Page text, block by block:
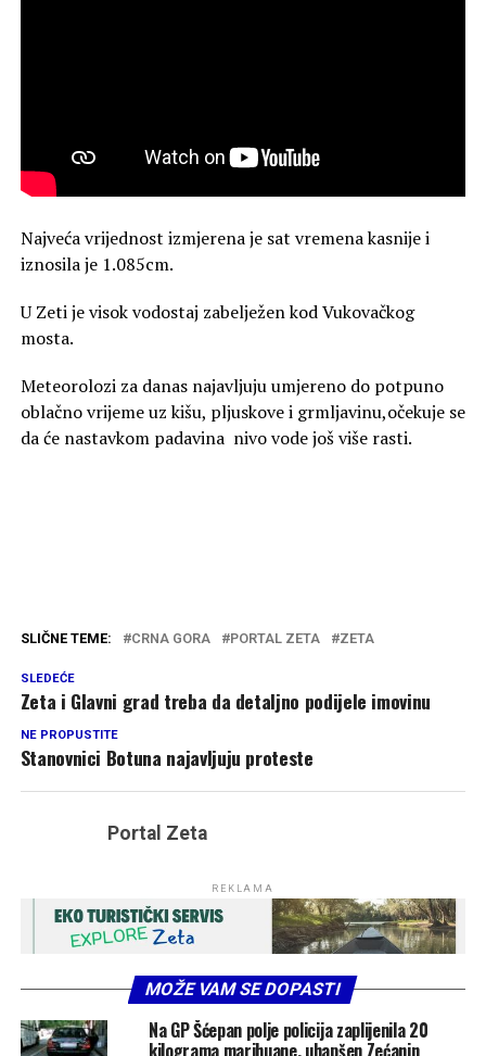
Najveća vrijednost izmjerena je sat vremena kasnije i
iznosila je 1.085cm.
U Zeti je visok vodostaj zabelježen kod Vukovačkog
mosta.
Meteorolozi za danas najavljuju umjereno do potpuno
oblačno vrijeme uz kišu, pljuskove i grmljavinu,očekuje se
da će nastavkom padavina nivo vode još više rasti.
SLIČNE TEME: CRNA GORA PORTAL ZETA ZETA
SLEDEĆE
Zeta i Glavni grad treba da detaljno podijele imovinu
NE PROPUSTITE
Stanovnici Botuna najavljuju proteste
Portal Zeta
REKLAMA
MOŽE VAM SE DOPASTI
Na GP Šćepan polje policija zaplijenila 20
kilograma marihuane, uhapšen Zećanin